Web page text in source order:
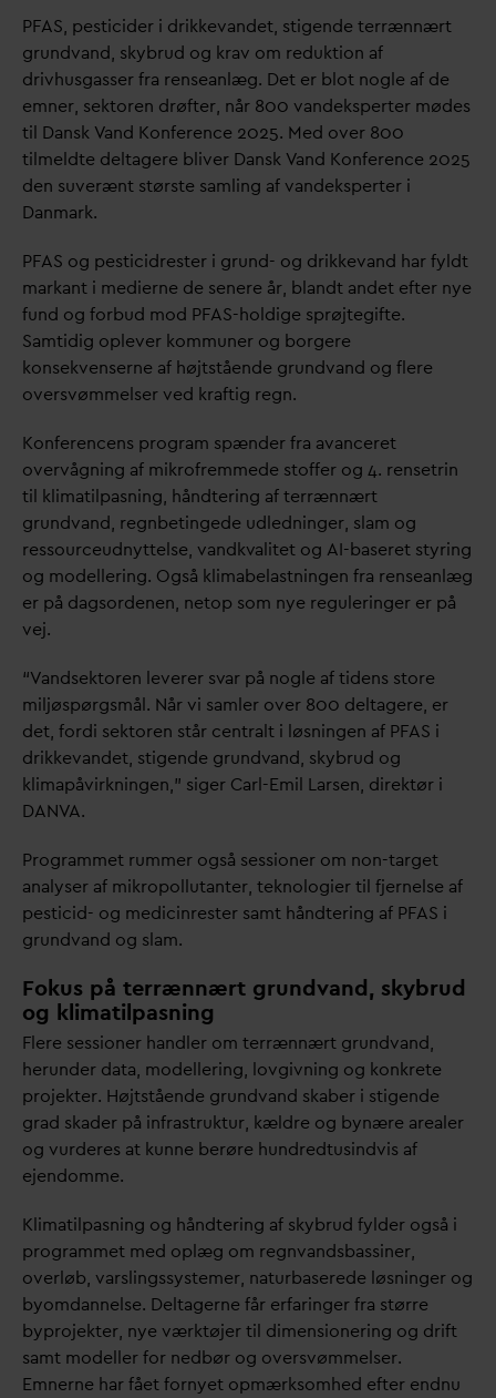
PFAS, pesticider i drikkevandet, stigende terrænnært
grundvand, skybrud og krav om reduktion af
drivhusgasser fra renseanlæg. Det er blot nogle af de
emner, sektoren drøfter, når 800 vandeksperter mødes
til Dansk Vand Konference 2025. Med over 800
tilmeldte deltagere bliver Dansk Vand Konference 2025
den suverænt største samling af vandeksperter i
Danmark.
PFAS og pesticidrester i grund- og drikkevand har fyldt
markant i medierne de senere år, blandt andet efter nye
fund og forbud mod PFAS-holdige sprøjtegifte.
Samtidig oplever kommuner og borgere
konsekvenserne af højtstående grundvand og flere
oversvømmelser ved kraftig regn.
Konferencens program spænder fra avanceret
overvågning af mikrofremmede stoffer og 4. rensetrin
til klimatilpasning, håndtering af terrænnært
grundvand, regnbetingede udledninger, slam og
ressourceudnyttelse, vandkvalitet og AI-baseret styring
og modellering. Også klimabelastningen fra renseanlæg
er på dagsordenen, netop som nye reguleringer er på
vej.
“Vandsektoren leverer svar på nogle af tidens store
miljøspørgsmål. Når vi samler over 800 deltagere, er
det, fordi sektoren står centralt i løsningen af PFAS i
drikkevandet, stigende grundvand, skybrud og
klimapåvirkningen,” siger Carl-Emil Larsen, direktør i
DANVA.
Programmet rummer også sessioner om non-target
analyser af mikropollutanter, teknologier til fjernelse af
pesticid- og medicinrester samt håndtering af PFAS i
grundvand og slam.
Fokus på terrænnært grundvand, skybrud
og klimatilpasning
Flere sessioner handler om terrænnært grundvand,
herunder data, modellering, lovgivning og konkrete
projekter. Højtstående grundvand skaber i stigende
grad skader på infrastruktur, kældre og bynære arealer
og vurderes at kunne berøre hundredtusindvis af
ejendomme.
Klimatilpasning og håndtering af skybrud fylder også i
programmet med oplæg om regnvandsbassiner,
overløb, varslingssystemer, naturbaserede løsninger og
byomdannelse. Deltagerne får erfaringer fra større
byprojekter, nye værktøjer til dimensionering og drift
samt modeller for nedbør og oversvømmelser.
Emnerne har fået fornyet opmærksomhed efter endnu